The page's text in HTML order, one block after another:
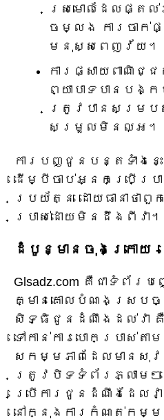
ស្រមោលដែលផ្ត
ចម្លង ការចាក់ផ្
មនុស្សពេញវ័យ។
ការផ្សាយពាណិជ្
ព្យាបាទបានបង្ក
ត្រូវបានសម្រ
សម្រួលមិនល្អ។
ការបញ្ជូនបន្តទាំងនេ
ដើម្បីចាប់អ្នកប្រើប្
ប្រយ័ត្ន ដោយធានាថា
ប្រាស់ដោយមិនដឹងពីវា។
ដំបូន្មានចុងក្រោយ -
Glsadz.com គឺជាទំព័រប
គ្មានគោលបំណងស្របច្
សិទ្ធិជូនដំណឹងដល់វា
ទៅកាន់ការបោកប្រាស់ត
សកម្មភាពដែលមានសុ
ត្រូវបិទទំព័រភ្លាមៗ
ប្រើការជូនដំណឹងដែល
នៅក្នុងការកំណត់ក